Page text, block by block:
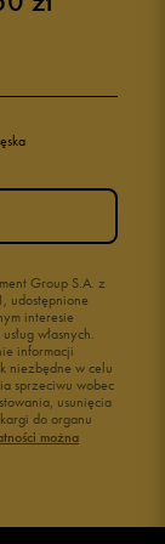
Group S.A. z
udostępnione
interesie
własnych.
informacji
niezbędne w celu
sprzeciwu wobec
usunięcia
do organu
można